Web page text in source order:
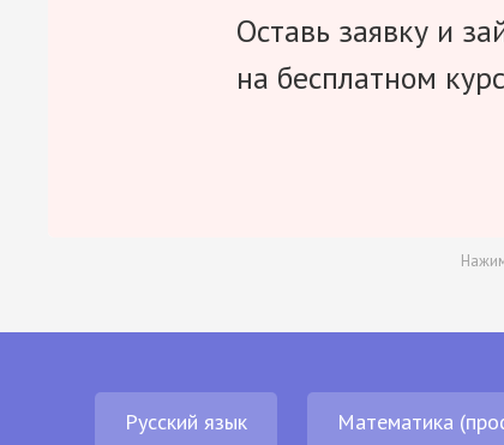
Оставь заявку и
на бесплатном
Русский язык Математика